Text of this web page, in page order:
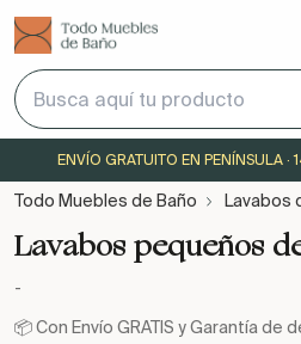
ENVÍO GRATUITO EN PENÍNSULA ·
Todo Muebles de Baño Lavabos
Lavabos pequeños
-
📦 Con Envío GRATIS y Garantía de